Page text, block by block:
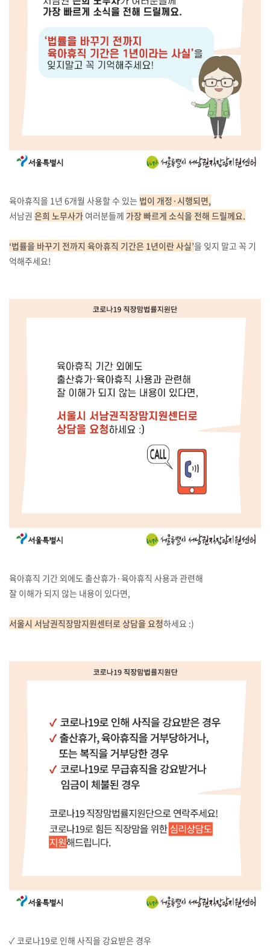
육아휴직을 1년 6개월 사용할 수 있는 법이 개정·시행되면,
서남권 은희 노무사가 여러분들께 가장 빠르게 소식을 전해 드릴께요.
‘법률을 바꾸기 전까지 육아휴직 기간은 1년이란 사실’을 잊지 말고 꼭 기
억해주세요!
육아휴직 기간 외에도 출산휴가·육아휴직 사용과 관련해
잘 이해가 되지 않는 내용이 있다면,
서울시 서남권직장맘지원센터로 상담을 요청하세요 :)
✓ 코로나19로 인해 사직을 강요받은 경우